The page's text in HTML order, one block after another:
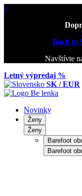
×
Back to
Navštívte
Letný výpredaj %
SK / EUR
Novinky
Ženy
Ženy
Barefoot
Barefoot